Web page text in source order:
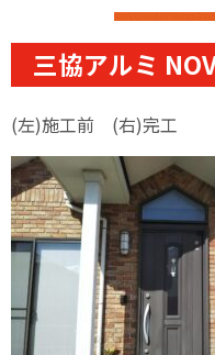
三協アルミ
(左)施工前 (右)完工